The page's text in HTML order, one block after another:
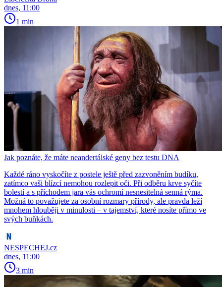
dnes, 11:00
1 min
Jak poznáte, že máte neandertálské geny bez testu DNA
Každé ráno vyskočíte z postele ještě před zazvoněním budíku,
zatímco vaši blízcí nemohou rozlepit oči. Při odběru krve syčíte
bolestí a s příchodem jara vás ochromí nesnesitelná senná rýma.
Možná to považujete za osobní rozmary přírody, ale pravda leží
mnohem hlouběji v minulosti – v tajemství, které nosíte přímo ve
svých buňkách.
NESPECHEJ.cz
dnes, 11:00
3 min